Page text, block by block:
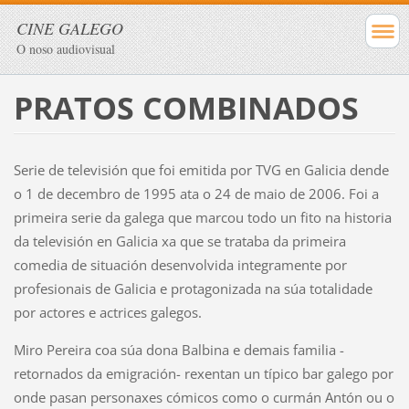
CINE GALEGO
O noso audiovisual
PRATOS COMBINADOS
Serie de televisión que foi emitida por TVG en Galicia dende
o 1 de decembro de 1995 ata o 24 de maio de 2006. Foi a
primeira serie da galega que marcou todo un fito na historia
da televisión en Galicia xa que se trataba da primeira
comedia de situación desenvolvida integramente por
profesionais de Galicia e protagonizada na súa totalidade
por actores e actrices galegos.
Miro Pereira coa súa dona Balbina e demais familia -
retornados da emigración- rexentan un típico bar galego por
onde pasan personaxes cómicos como o curmán Antón ou o